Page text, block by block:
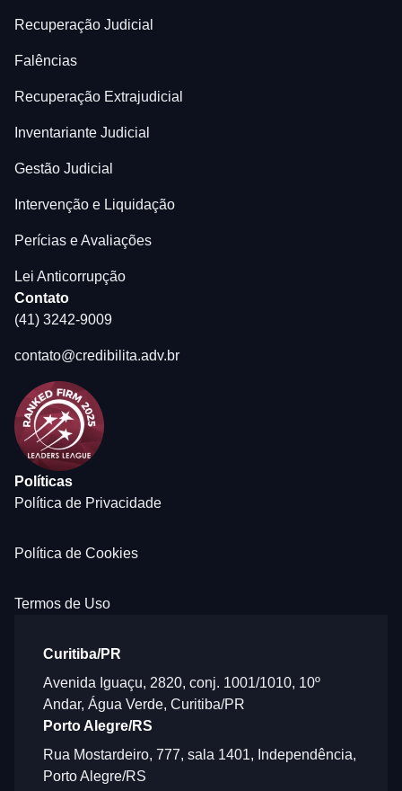
Recuperação Judicial
Falências
Recuperação Extrajudicial
Inventariante Judicial
Gestão Judicial
Intervenção e Liquidação
Perícias e Avaliações
Lei Anticorrupção
Contato
(41) 3242-9009
contato@credibilita.adv.br
Políticas
Política de Privacidade
Política de Cookies
Termos de Uso
Curitiba/PR
Avenida Iguaçu, 2820, conj. 1001/1010, 10º
Andar, Água Verde, Curitiba/PR
Porto Alegre/RS
Rua Mostardeiro, 777, sala 1401, Independência,
Porto Alegre/RS